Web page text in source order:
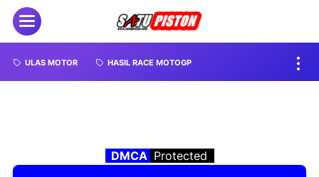
ULAS MOTOR HASIL RACE MOTOGP
DMCA Protected